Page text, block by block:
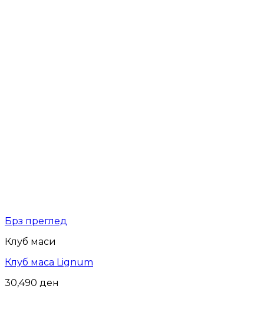
Брз преглед
Клуб маси
Клуб маса Lignum
30,490 ден